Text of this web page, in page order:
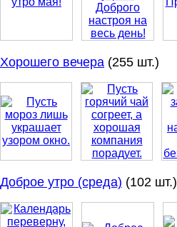
Хорошего вечера (255 шт.)
Доброе утро (среда) (102 шт.)